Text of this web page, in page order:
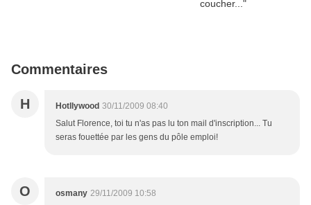
Commentaires
H Hotllywood 30/11/2009 08:40
Salut Florence, toi tu n'as pas lu ton mail d'inscription... Tu
seras fouettée par les gens du pôle emploi!
O osmany 29/11/2009 10:58